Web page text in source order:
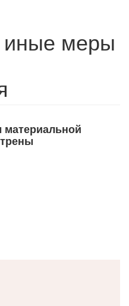
иные меры